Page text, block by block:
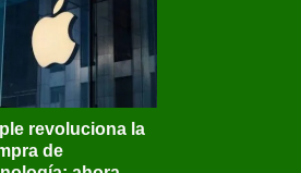
revoluciona la
de